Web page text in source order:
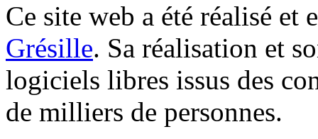
Ce site web a été réalisé et
Grésille. Sa réalisation et
logiciels libres issus des
de milliers de personnes.